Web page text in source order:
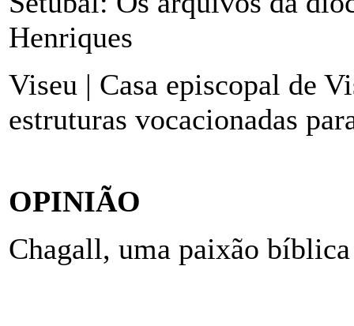
Henriques
Viseu | Casa episcopal de
estruturas vocacionadas
OPINIÃO
Chagall, uma paixão